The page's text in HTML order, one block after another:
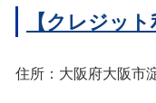
【クレジッ
住所：大阪府大阪市